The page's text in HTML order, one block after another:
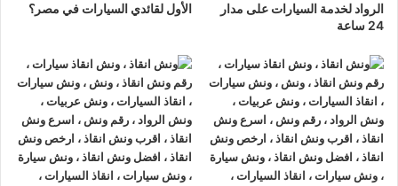
تتميز خدمة
لإنقاذ و رفع السيارات بالأتي :
نتعهد بوصولونش الانقاذ بسرعة إلىموقعك في جسر
السويس خلال 10 دقائق بحد اقصي.
يمكنك الاتصال بنا أو ارسال موقعك علي الواتساب أوإرسال
بريد إلكتروني إلى أحد ممثلينا الموجودين لارسالأقرب ونش
الرواد لخدمة السيارات على مدار
24 ساعة
الأول لقائدي السيارات في مصر؟